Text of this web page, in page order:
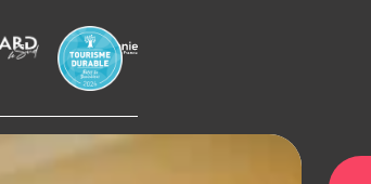
Gestion des cookies